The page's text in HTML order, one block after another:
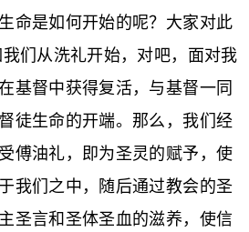
命是如何开始的呢？大家对此
们从洗礼开始，对吧，面对我
基督中获得复活，与基督一同
徒生命的开端。那么，我们经
傅油礼，即为圣灵的赋予，使
我们之中，随后通过教会的圣
圣言和圣体圣血的滋养，使信